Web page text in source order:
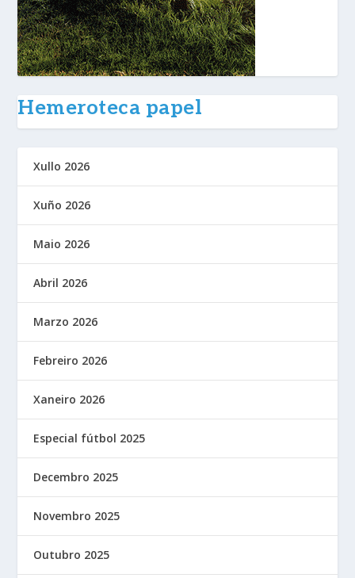
Hemeroteca papel
Xullo 2026
Xuño 2026
Maio 2026
Abril 2026
Marzo 2026
Febreiro 2026
Xaneiro 2026
Especial fútbol 2025
Decembro 2025
Novembro 2025
Outubro 2025